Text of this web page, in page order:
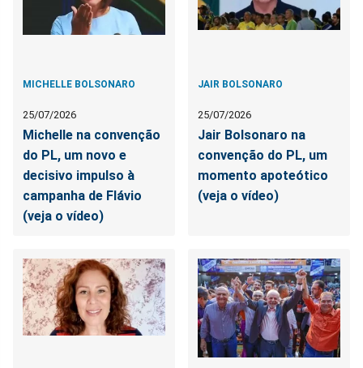
MICHELLE BOLSONARO
25/07/2026
Michelle na convenção
do PL, um novo e
decisivo impulso à
campanha de Flávio
(veja o vídeo)
JAIR BOLSONARO
25/07/2026
Jair Bolsonaro na
convenção do PL, um
momento apoteótico
(veja o vídeo)